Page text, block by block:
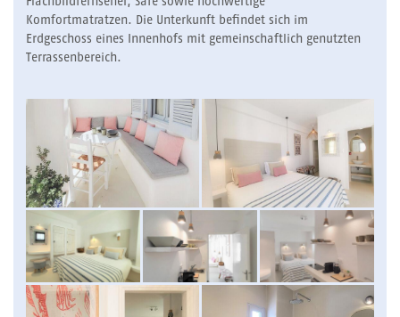
Komfortmatratzen. Die Unterkunft befindet sich im
Erdgeschoss eines Innenhofs mit gemeinschaftlich genutzten
Terrassenbereich.